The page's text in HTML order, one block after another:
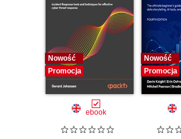
Nowość
Promocja
ebook
Nowość
Promocja